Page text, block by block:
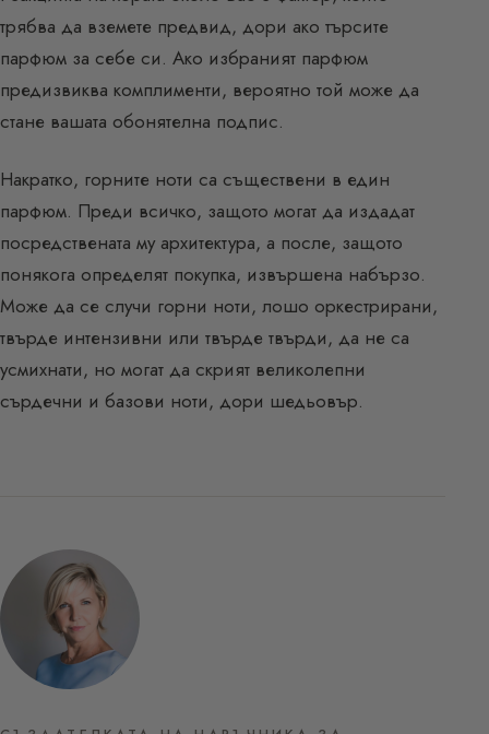
трябва да вземете предвид, дори ако търсите
парфюм за себе си. Ако избраният парфюм
предизвиква комплименти, вероятно той може да
стане вашата обонятелна подпис.
Накратко, горните ноти са съществени в един
парфюм. Преди всичко, защото могат да издадат
посредствената му архитектура, а после, защото
понякога определят покупка, извършена набързо.
Може да се случи горни ноти, лошо оркестрирани,
твърде интензивни или твърде твърди, да не са
усмихнати, но могат да скрият великолепни
сърдечни и базови ноти, дори шедьовър.